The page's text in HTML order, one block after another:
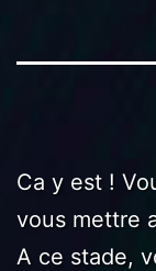
Ca y est !
vous mettre
A ce stade,